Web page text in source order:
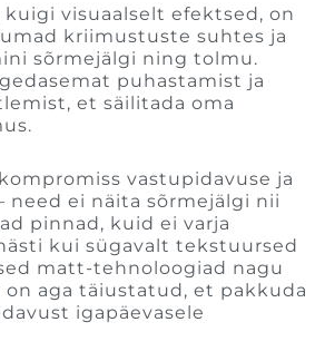
kuigi visuaalselt efektsed, on
kriimustuste suhtes ja
sõrmejälgi ning tolmu.
puhastamist ja
et säilitada oma
vastupidavuse ja
need ei näita sõrmejälgi nii
pinnad, kuid ei varja
kui sügavalt tekstuursed
matt-tehnoloogiad nagu
aga täiustatud, et pakkuda
igapäevasele